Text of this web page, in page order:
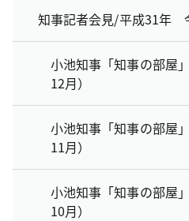
知事記者会見/平成31年
小池知事「知事の部屋
12月）
小池知事「知事の部屋
11月）
小池知事「知事の部屋
10月）